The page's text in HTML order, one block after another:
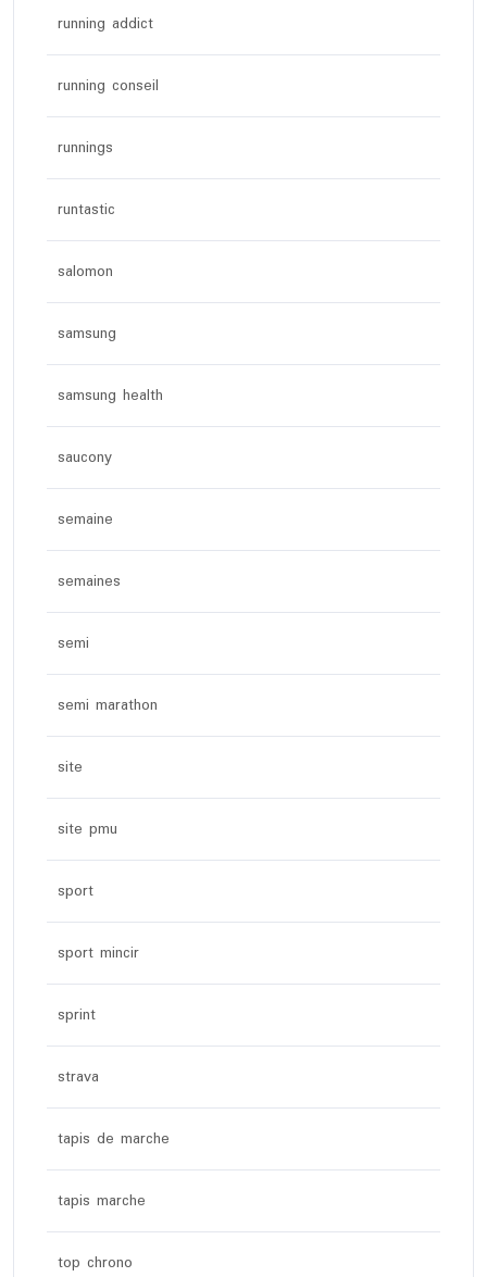
running addict
running conseil
runnings
runtastic
salomon
samsung
samsung health
saucony
semaine
semaines
semi
semi marathon
site
site pmu
sport
sport mincir
sprint
strava
tapis de marche
tapis marche
top chrono